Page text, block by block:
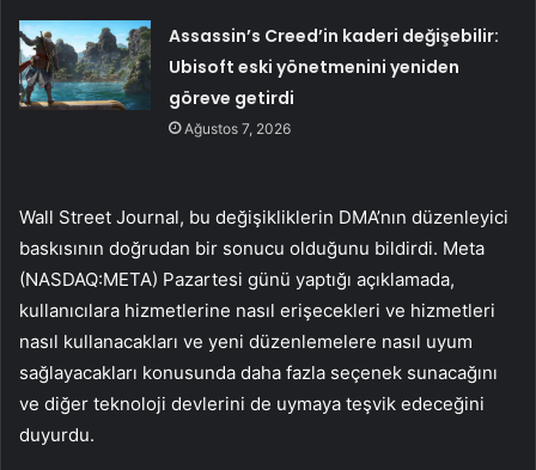
Assassin’s Creed’in kaderi değişebilir:
Ubisoft eski yönetmenini yeniden
göreve getirdi
Ağustos 7, 2026
Wall Street Journal, bu değişikliklerin DMA’nın düzenleyici
baskısının doğrudan bir sonucu olduğunu bildirdi. Meta
(NASDAQ:META) Pazartesi günü yaptığı açıklamada,
kullanıcılara hizmetlerine nasıl erişecekleri ve hizmetleri
nasıl kullanacakları ve yeni düzenlemelere nasıl uyum
sağlayacakları konusunda daha fazla seçenek sunacağını
ve diğer teknoloji devlerini de uymaya teşvik edeceğini
duyurdu.